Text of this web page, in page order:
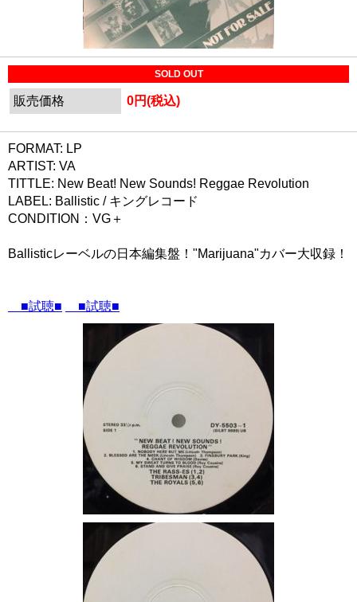
SOLD OUT
販売価格 0円(税込)
FORMAT: LP
ARTIST: VA
TITTLE: New Beat! New Sounds! Reggae Revolution
LABEL: Ballistic / キングレコード
CONDITION：VG＋
Ballisticレーベルの日本編集盤！"Marijuana"カバー大収録！
■試聴■ ■試聴■